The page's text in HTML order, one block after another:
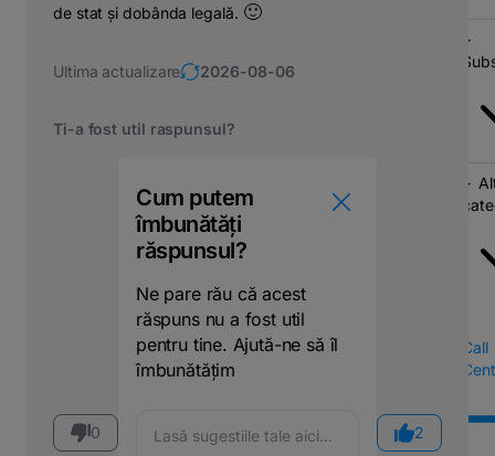
Call
de stat și dobânda legală. 🙂
Ultima actualizare 2026-08-06
Ti-a fost util raspunsul?
0
Cum putem
îmbunătăți
răspunsul?
Ne pare rău că acest
răspuns nu a fost util
pentru tine. Ajută-ne să îl
îmbunătățim
2